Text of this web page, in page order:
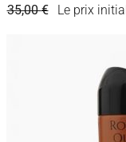
35,00€ Le prix